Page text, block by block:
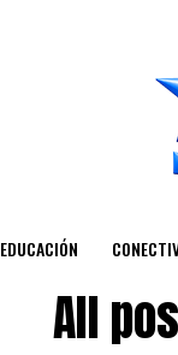
EDUCACIÓN
All